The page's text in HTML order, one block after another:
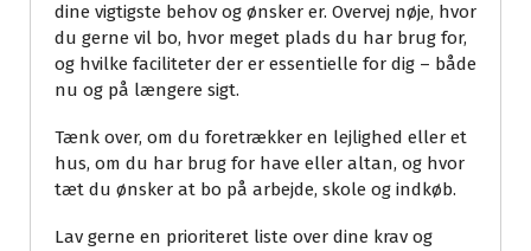
dine vigtigste behov og ønsker er. Overvej nøje, hvor
du gerne vil bo, hvor meget plads du har brug for,
og hvilke faciliteter der er essentielle for dig – både
nu og på længere sigt.
Tænk over, om du foretrækker en lejlighed eller et
hus, om du har brug for have eller altan, og hvor
tæt du ønsker at bo på arbejde, skole og indkøb.
Lav gerne en prioriteret liste over dine krav og